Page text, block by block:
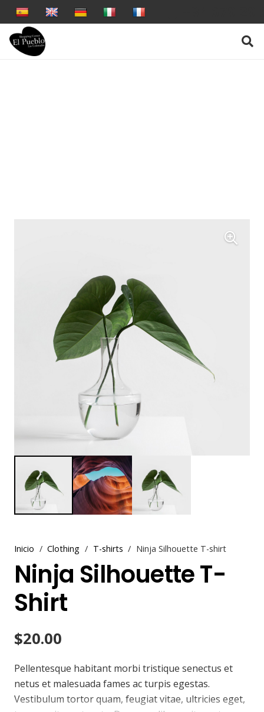
Inicio / Clothing / T-shirts / Ninja Silhouette T-shirt
Ninja Silhouette T-
Shirt
$20.00
Pellentesque habitant morbi tristique senectus et
netus et malesuada fames ac turpis egestas.
Vestibulum tortor quam, feugiat vitae, ultricies eget,